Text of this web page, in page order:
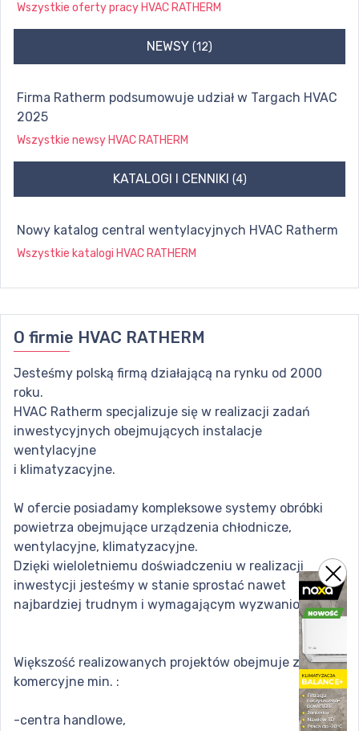
Wszystkie oferty pracy HVAC RATHERM
NEWSY (12)
Firma Ratherm podsumowuje udział w Targach HVAC
2025
Wszystkie newsy HVAC RATHERM
KATALOGI I CENNIKI (4)
Nowy katalog central wentylacyjnych HVAC Ratherm
Wszystkie katalogi HVAC RATHERM
O firmie HVAC RATHERM
Jesteśmy polską firmą działającą na rynku od 2000
roku.
HVAC Ratherm specjalizuje się w realizacji zadań
inwestycyjnych obejmujących instalacje
wentylacyjne
i klimatyzacyjne.
W ofercie posiadamy kompleksowe systemy obróbki
powietrza obejmujące urządzenia chłodnicze,
wentylacyjne, klimatyzacyjne.
Dzięki wieloletniemu doświadczeniu w realizacji
inwestycji jesteśmy w stanie sprostać nawet
najbardziej trudnym i wymagającym wyzwaniom.
Większość realizowanych projektów obejmuje zadania
komercyjne min. :
-centra handlowe,